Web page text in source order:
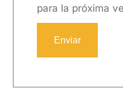
para la próxima